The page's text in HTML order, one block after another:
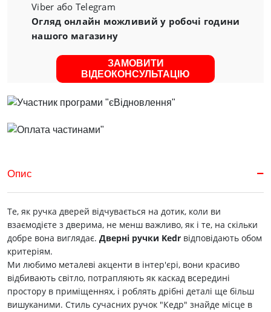
Viber або Telegram
Огляд онлайн можливий у робочі години
нашого магазину
ЗАМОВИТИ
ВІДЕОКОНСУЛЬТАЦІЮ
Опис
Те, як ручка дверей відчувається на дотик, коли ви
взаємодієте з дверима, не менш важливо, як і те, на скільки
добре вона виглядає. Дверні ручки Kedr відповідають обом
критеріям.
Ми любимо металеві акценти в інтер'єрі, вони красиво
відбивають світло, потрапляють як каскад всередині
простору в приміщеннях, і роблять дрібні деталі ще більш
вишуканими. Стиль сучасних ручок "Кедр" знайде місце в